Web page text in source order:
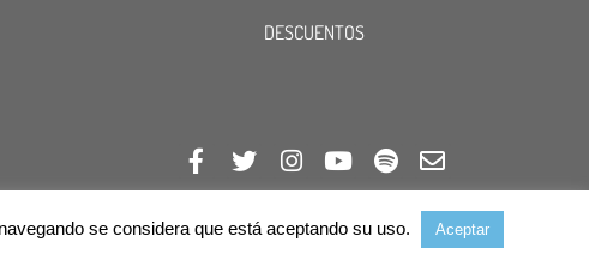
DESCUENTOS
se considera que está aceptando su uso. Aceptar